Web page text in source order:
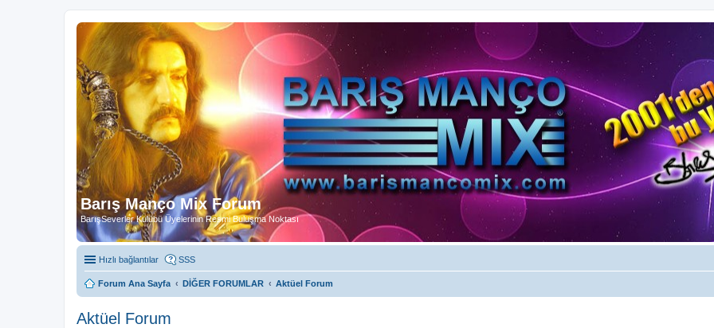
Barış Manço Mix Forum
BarışSeverler Kulübü Üyelerinin Resmi Buluşma Noktası
Hızlı bağlantılar SSS
Forum Ana Sayfa DİĞER FORUMLAR Aktüel Forum
Aktüel Forum